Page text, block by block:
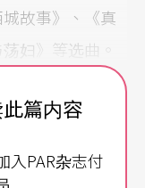
故事》、《真
妇》等选曲。
篇内容
入PAR杂志付